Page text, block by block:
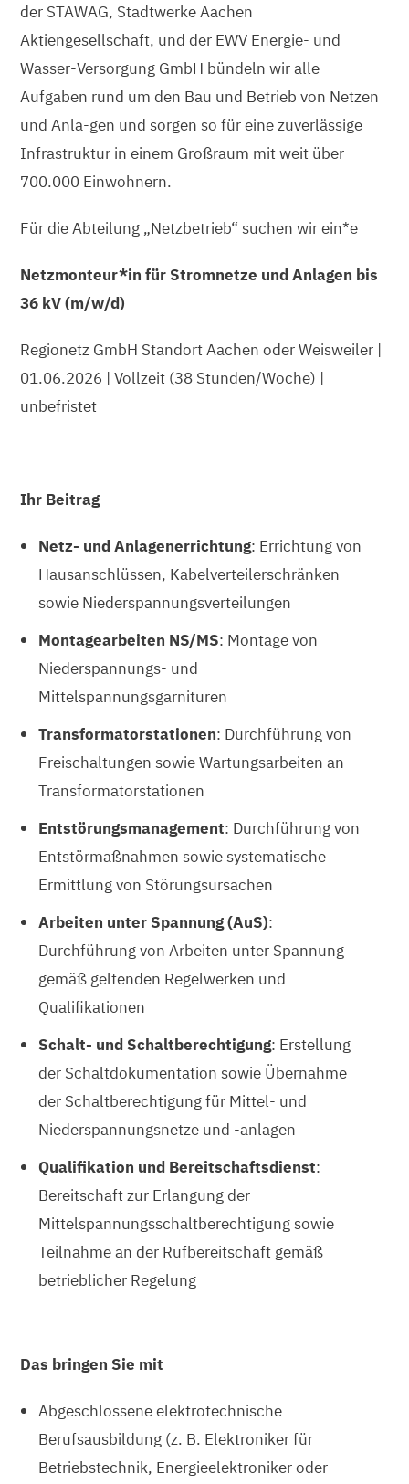
der STAWAG, Stadtwerke Aachen
Aktiengesellschaft, und der EWV Energie- und
Wasser-Versorgung GmbH bündeln wir alle
Aufgaben rund um den Bau und Betrieb von Netzen
und Anla-gen und sorgen so für eine zuverlässige
Infrastruktur in einem Großraum mit weit über
700.000 Einwohnern.
Für die Abteilung „Netzbetrieb“ suchen wir ein*e
Netzmonteur*in für Stromnetze und Anlagen bis
36 kV (m/w/d)
Regionetz GmbH Standort Aachen oder Weisweiler |
01.06.2026 | Vollzeit (38 Stunden/Woche) |
unbefristet
Ihr Beitrag
Netz- und Anlagenerrichtung: Errichtung von
Hausanschlüssen, Kabelverteilerschränken
sowie Niederspannungsverteilungen
Montagearbeiten NS/MS: Montage von
Niederspannungs- und
Mittelspannungsgarnituren
Transformatorstationen: Durchführung von
Freischaltungen sowie Wartungsarbeiten an
Transformatorstationen
Entstörungsmanagement: Durchführung von
Entstörmaßnahmen sowie systematische
Ermittlung von Störungsursachen
Arbeiten unter Spannung (AuS):
Durchführung von Arbeiten unter Spannung
gemäß geltenden Regelwerken und
Qualifikationen
Schalt- und Schaltberechtigung: Erstellung
der Schaltdokumentation sowie Übernahme
der Schaltberechtigung für Mittel- und
Niederspannungsnetze und -anlagen
Qualifikation und Bereitschaftsdienst:
Bereitschaft zur Erlangung der
Mittelspannungsschaltberechtigung sowie
Teilnahme an der Rufbereitschaft gemäß
betrieblicher Regelung
Das bringen Sie mit
Abgeschlossene elektrotechnische
Berufsausbildung (z. B. Elektroniker für
Betriebstechnik, Energieelektroniker oder